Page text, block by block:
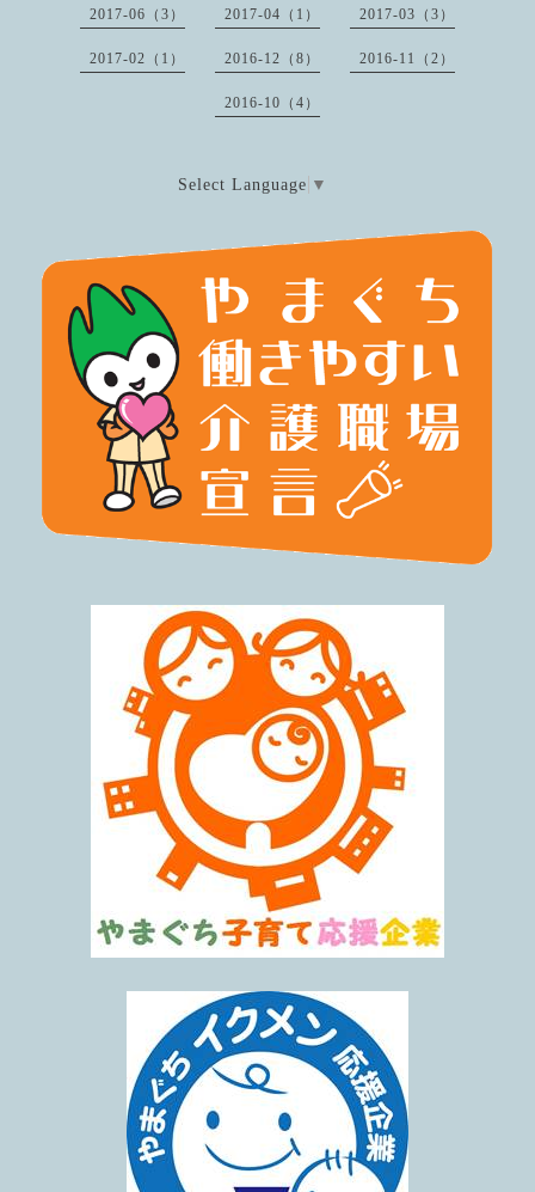
2017-06（3） 2017-04（1） 2017-03（3）
2017-02（1） 2016-12（8） 2016-11（2）
2016-10（4）
Select Language ▼